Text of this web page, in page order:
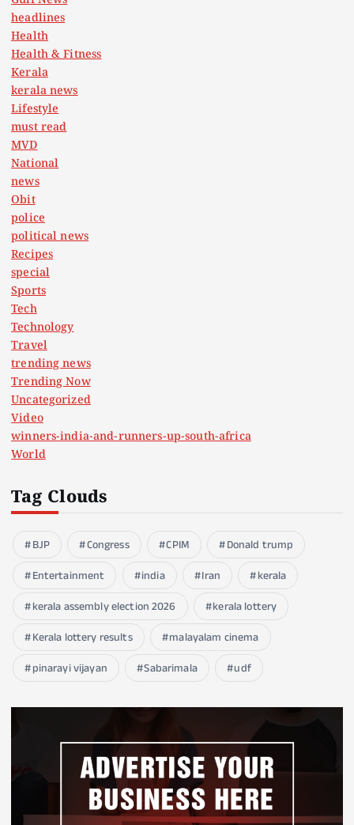
headlines
Health
Health & Fitness
Kerala
kerala news
Lifestyle
must read
MVD
National
news
Obit
police
political news
Recipes
special
Sports
Tech
Technology
Travel
trending news
Trending Now
Uncategorized
Video
winners-india-and-runners-up-south-africa
World
Tag Clouds
BJP Congress CPIM
Donald trump
Entertainment
india Iran
kerala
kerala assembly election 2026
kerala lottery
Kerala lottery results
malayalam cinema
pinarayi vijayan
Sabarimala udf